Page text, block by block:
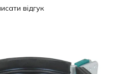
відгук